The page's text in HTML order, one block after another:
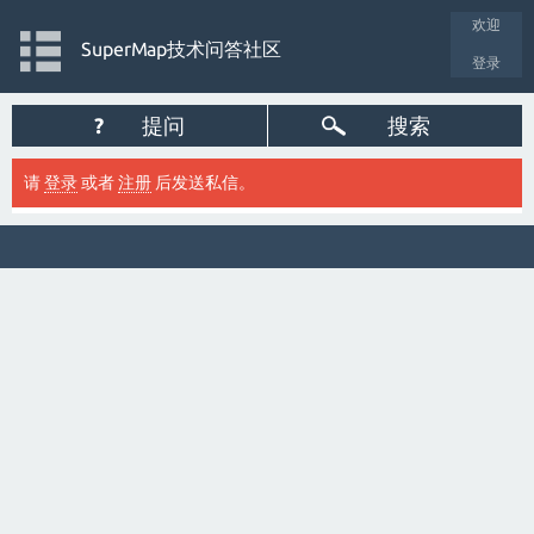
欢迎
登录
SuperMap技术问答社区
? 提问 搜索
请登录或者注册 后发送私信。